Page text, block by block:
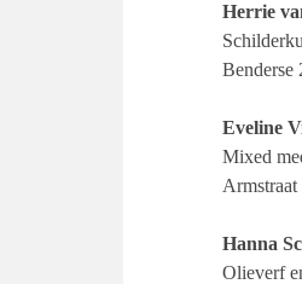
Herrie
Benderse
Eveline
Mixed
Hanna
Olieverf